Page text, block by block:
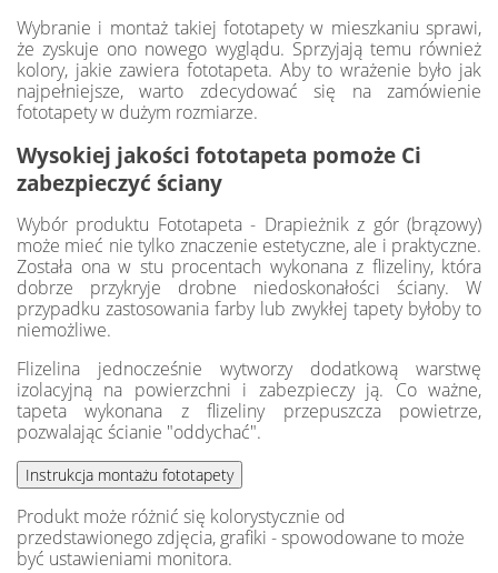
Wybranie i montaż takiej fototapety w mieszkaniu sprawi,
że zyskuje ono nowego wyglądu. Sprzyjają temu również
kolory, jakie zawiera fototapeta. Aby to wrażenie było jak
najpełniejsze, warto zdecydować się na zamówienie
fototapety w dużym rozmiarze.
Wysokiej jakości fototapeta pomoże Ci
zabezpieczyć ściany
Wybór produktu Fototapeta - Drapieżnik z gór (brązowy)
może mieć nie tylko znaczenie estetyczne, ale i praktyczne.
Została ona w stu procentach wykonana z flizeliny, która
dobrze przykryje drobne niedoskonałości ściany. W
przypadku zastosowania farby lub zwykłej tapety byłoby to
niemożliwe.
Flizelina jednocześnie wytworzy dodatkową warstwę
izolacyjną na powierzchni i zabezpieczy ją. Co ważne,
tapeta wykonana z flizeliny przepuszcza powietrze,
pozwalając ścianie "oddychać".
Produkt może różnić się kolorystycznie od
przedstawionego zdjęcia, grafiki - spowodowane to może
być ustawieniami monitora.